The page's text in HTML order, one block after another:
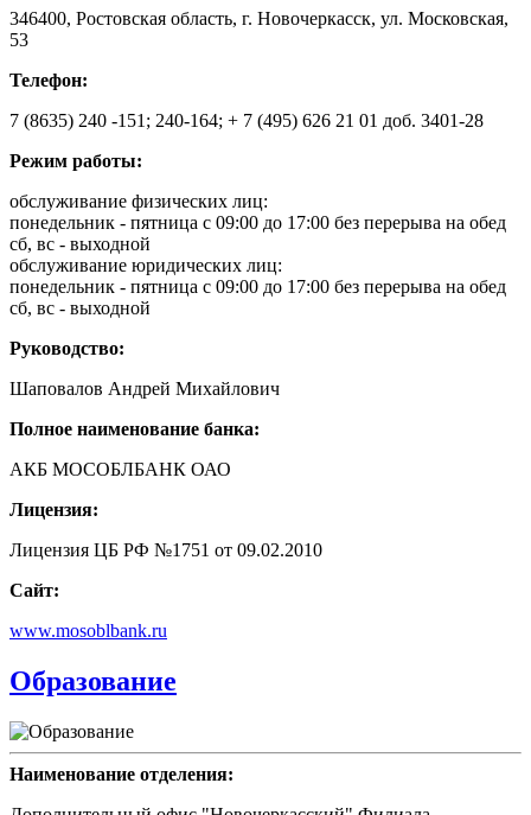
346400, Ростовская область, г. Новочеркасск, ул. Московская,
53
Телефон:
7 (8635) 240 -151; 240-164; + 7 (495) 626 21 01 доб. 3401-28
Режим работы:
обслуживание физических лиц:
понедельник - пятница с 09:00 до 17:00 без перерыва на обед
сб, вс - выходной
обслуживание юридических лиц:
понедельник - пятница с 09:00 до 17:00 без перерыва на обед
сб, вс - выходной
Руководство:
Шаповалов Андрей Михайлович
Полное наименование банка:
АКБ МОСОБЛБАНК ОАО
Лицензия:
Лицензия ЦБ РФ №1751 от 09.02.2010
Сайт:
www.mosoblbank.ru
Образование
Наименование отделения: